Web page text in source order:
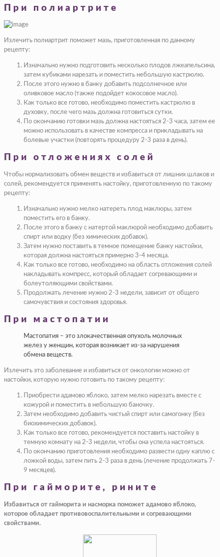
При полиартрите
Излечить полиартрит поможет мазь, приготовленная по данному
рецепту:
Изначально нужно подготовить несколько плодов лжеапельсина,
затем кубиками нарезать и поместить небольшую кастрюлю.
После этого нужно в банку добавить подсолнечное или
оливковое масло (также подойдет кокосовое масло).
Как только все готово, необходимо поместить кастрюлю в
духовку, после чего мазь должна готовиться сутки.
По окончанию готовки мазь должна настояться 2-3 часа, затем ее
можно использовать в качестве компресса и прикладывать на
болевые участки (повторять процедуру 2-3 раза в день).
При отложениях солей
Чтобы нормализовать обмен веществ и избавиться от лишних шлаков и
солей, рекомендуется применять настойку, приготовленную по такому
рецепту:
Изначально нужно мелко натереть плод маклюры, затем
поместить его в банку.
После этого в банку с натертой маклюрой необходимо добавить
спирт или водку (без химических добавок).
Затем нужно поставить в темное помещение банку настойки,
которая должна настояться примерно 3-4 месяца.
Как только все готово, необходимо на область отложения солей
накладывать компресс, который обладает согревающими и
болеутоляющими свойствами.
Продолжать лечение нужно 2-3 недели, зависит от общего
самочувствия и состояния здоровья.
При мастопатии
Мастопатия – это злокачественная опухоль молочных
желез у женщин, которая возникает из-за нарушения
обмена веществ.
Излечить это заболевание и избавиться от онкологии можно от
настойки, которую нужно готовить по такому рецепту:
Приобрести адамово яблоко, затем мелко нарезать вместе с
кожурой и поместить в небольшую баночку.
Затем необходимо добавить чистый спирт или самогонку (без
биохимических добавок).
Как только все готово, рекомендуется поставить настойку в
темную комнату на 2-3 недели, чтобы она успела настояться.
По окончанию приготовления необходимо развести одну каплю с
ложкой воды, затем пить 2-3 раза в день (лечение продолжать 7-
9 месяцев).
При гайморите, рините
Избавиться от гайморита и насморка поможет адамово яблоко,
которое обладает противовоспалительными и согревающими
свойствами.